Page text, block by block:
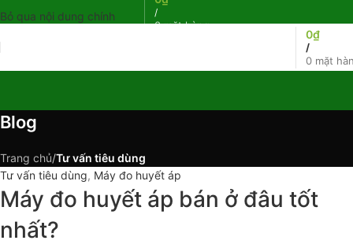
Bỏ qua nội dung chính
0mặt hàng
/
0 mặt
/
0₫
Blog
Trang chủ/Tư vấn tiêu dùng
Tư vấn tiêu dùng, Máy đo huyết áp
Máy đo huyết áp bán ở đâu tốt
nhất?